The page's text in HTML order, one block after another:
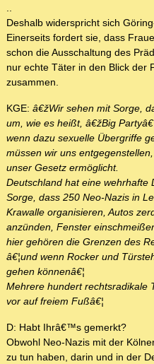
..
Deshalb widerspricht sich
Einerseits fordert sie, dass
schon die Ausschaltung des
nur echte Täter in den Blick der
zusammen.
KGE: â€žWir sehen mit Sorge,
um, wie es heißt, â€žBig
wenn dazu sexuelle Übergriffe
müssen wir uns
unser Gesetz ermöglicht.
Deutschland hat eine wehrhafte
Sorge, dass 250 Neo-Nazis in
Krawalle organisieren, Autos
anzünden, Fenster
hier gehören die Grenzen des
â€¦und wenn Rocker und
gehen könnenâ€¦
Mehrere hundert rechtsradikale
vor auf freiem Fußâ€¦
D: Habt Ihrâ€™s gemerkt?
Obwohl Neo-Nazis mit der
zu tun haben, darin und in der